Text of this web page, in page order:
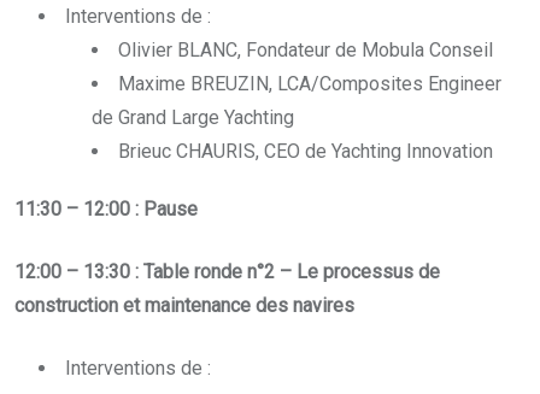
Interventions de :
Olivier BLANC, Fondateur de Mobula Conseil
Maxime BREUZIN, LCA/Composites Engineer
de Grand Large Yachting
Brieuc CHAURIS, CEO de Yachting Innovation
11:30 – 12:00 : Pause
12:00 – 13:30 : Table ronde n°2 – Le processus de
construction et maintenance des navires
Interventions de :